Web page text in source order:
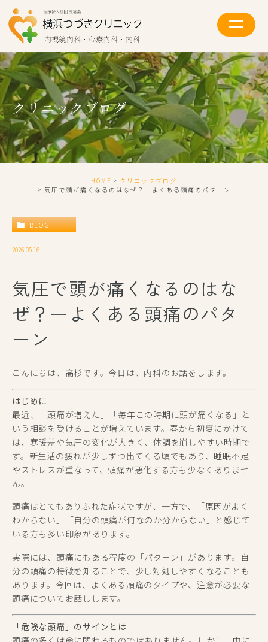
クリニックブログ
HOME
クリニックブログ
気圧で頭が痛くなるのはなぜ？ーよくある頭痛のパターン
BLOG
2026.05.16
気圧で頭が痛くなるのはな
ぜ？ーよくある頭痛のパタ
ーン
こんにちは、髙杉です。今日は、内科のお話をします。
はじめに
最近、「頭痛が増えた」「毎年この時期に頭が痛くなる」と
いう相談を受けることが増えています。春から初夏にかけて
は、寒暖差や気圧の変化が大きく、体調を崩しやすい時期で
す。新生活の疲れが少しずつ出てくる頃でもあり、睡眠不足
やストレスが重なって、頭痛が悪化する方も少なくありませ
ん。
頭痛はとてもありふれた症状ですが、一方で、「原因がよく
わからない」「自分の頭痛が何なのか分からない」と感じて
いる方も多い印象があります。
実際には、頭痛にもある程度の「パターン」があります。自
分の頭痛の特徴を知ることで、少し対処しやすくなることも
あります。今回は、よくある頭痛のタイプや、注意が必要な
頭痛についてお話しします。
「危険な頭痛」のサインとは